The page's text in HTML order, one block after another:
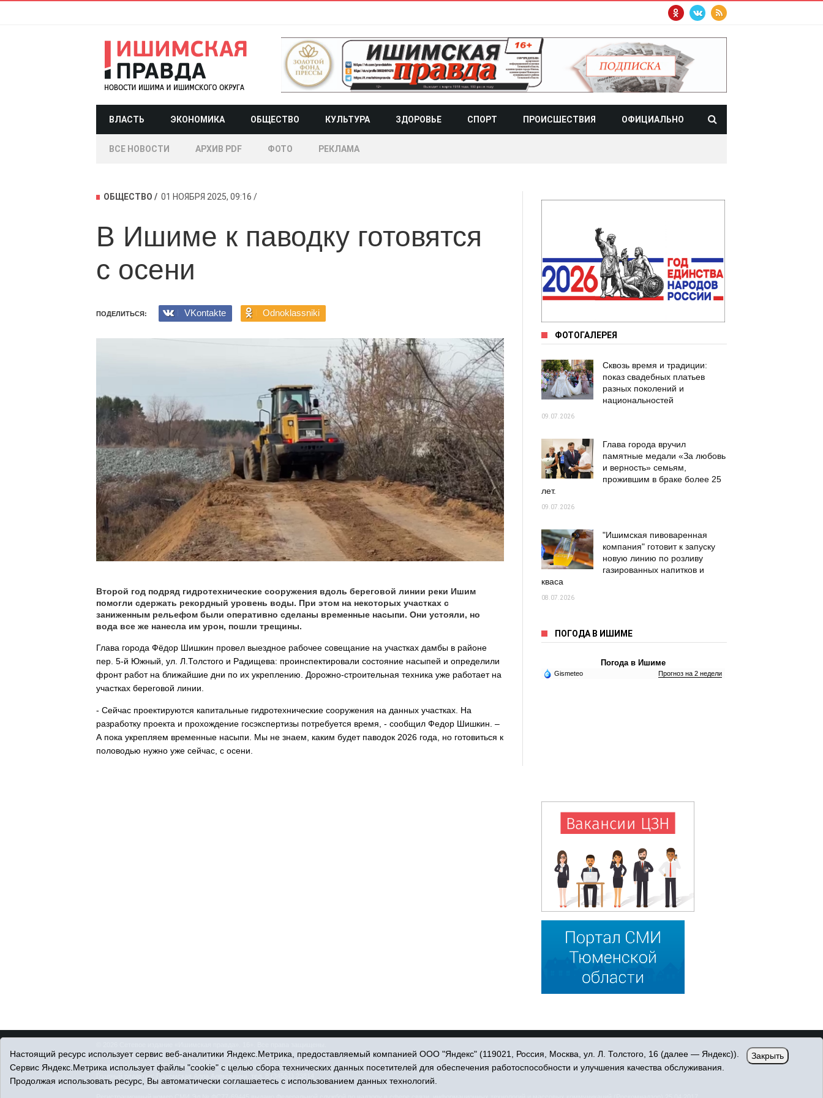
ВЛАСТЬ ЭКОНОМИКА ОБЩЕСТВО КУЛЬТУРА ЗДОРОВЬЕ СПОРТ ПРОИСШЕСТВИЯ ОФИЦИАЛЬНО
ВСЕ НОВОСТИ АРХИВ PDF ФОТО РЕКЛАМА
ОБЩЕСТВО 01 НОЯБРЯ 2025, 09:16
В Ишиме к паводку готовятся
с осени
ПОДЕЛИТЬСЯ: VKontakte Odnoklassniki
Второй год подряд гидротехнические сооружения вдоль береговой линии реки Ишим
помогли сдержать рекордный уровень воды. При этом на некоторых участках с
заниженным рельефом были оперативно сделаны временные насыпи. Они устояли, но
вода все же нанесла им урон, пошли трещины.
Глава города Фёдор Шишкин провел выездное рабочее совещание на участках дамбы в районе
пер. 5-й Южный, ул. Л.Толстого и Радищева: проинспектировали состояние насыпей и определили
фронт работ на ближайшие дни по их укреплению. Дорожно-строительная техника уже работает на
участках береговой линии.
- Сейчас проектируются капитальные гидротехнические сооружения на данных участках. На
разработку проекта и прохождение госэкспертизы потребуется время, - сообщил Федор Шишкин. –
А пока укрепляем временные насыпи. Мы не знаем, каким будет паводок 2026 года, но готовиться к
половодью нужно уже сейчас, с осени.
ФОТОГАЛЕРЕЯ
Сквозь время и традиции:
показ свадебных платьев
разных поколений и
национальностей
09.07.2026
Глава города вручил
памятные медали «За любовь
и верность» семьям,
прожившим в браке более 25
лет.
09.07.2026
"Ишимская пивоваренная
компания" готовит к запуску
новую линию по розливу
газированных напитков и
кваса
08.07.2026
ПОГОДА В ИШИМЕ
Погода в Ишиме
Gismeteo Прогноз на 2 недели
© При использовании материалов ссылка обязательна.
Адрес редакции: 627750 Тюменская область, г. Ишим, ул. Пономарёва, 39.
Адрес электронной почты:IshimPravda-1@obl72.ru
Настоящий ресурс использует сервис веб-аналитики Яндекс.Метрика, предоставляемый компанией ООО "Яндекс" (119021, Россия, Москва, ул. Л. Толстого, 16 (далее — Яндекс)).
Сервис Яндекс.Метрика использует файлы "cookie" с целью сбора технических данных посетителей для обеспечения работоспособности и улучшения качества обслуживания.
Продолжая использовать ресурс, Вы автоматически соглашаетесь с использованием данных технологий.
Закрыть